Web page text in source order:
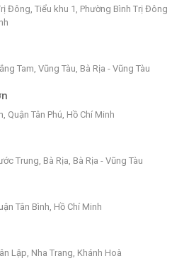
Đông, Tiểu khu 1, Phường Bình Trị Đông
Tam, Vũng Tàu, Bà Rịa - Vũng Tàu
Quận Tân Phú, Hồ Chí Minh
Trung, Bà Rịa, Bà Rịa - Vũng Tàu
Tân Bình, Hồ Chí Minh
Lập, Nha Trang, Khánh Hoà